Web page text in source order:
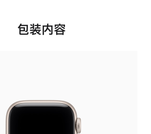
包装内容